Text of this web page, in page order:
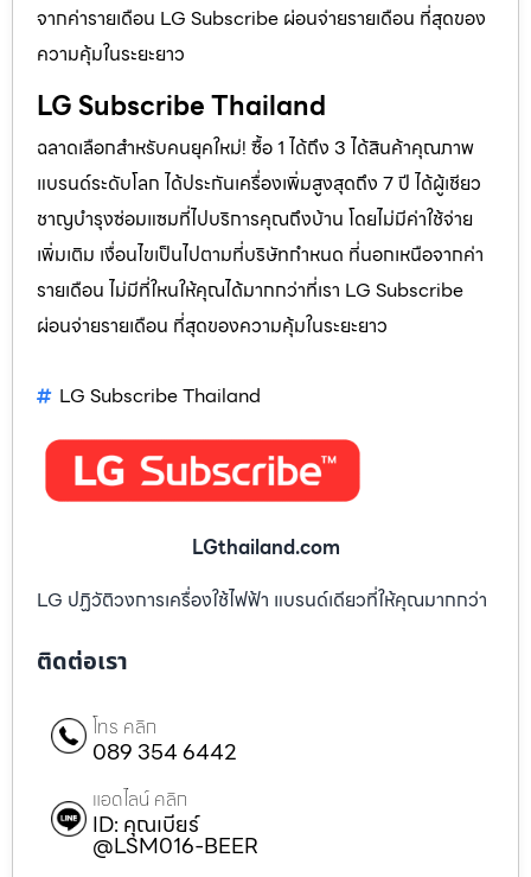
จากค่ารายเดือน LG Subscribe ผ่อนจ่ายรายเดือน ที่สุดของ
ความคุ้มในระยะยาว
LG Subscribe Thailand
ฉลาดเลือกสำหรับคนยุคใหม่! ซื้อ 1 ได้ถึง 3 ได้สินค้าคุณภาพ
แบรนด์ระดับโลก ได้ประกันเครื่องเพิ่มสูงสุดถึง 7 ปี ได้ผู้เชียว
ชาญบำรุงซ่อมแซมที่ไปบริการคุณถึงบ้าน โดยไม่มีค่าใช้จ่าย
เพิ่มเติม เงื่อนไขเป็นไปตามที่บริษัทกำหนด ที่นอกเหนือจากค่า
รายเดือน ไม่มีที่ใหนให้คุณได้มากกว่าที่เรา LG Subscribe
ผ่อนจ่ายรายเดือน ที่สุดของความคุ้มในระยะยาว
LG Subscribe Thailand
LGthailand.com
LG ปฏิวัติวงการเครื่องใช้ไฟฟ้า แบรนด์เดียวที่ให้คุณมากกว่า
ติดต่อเรา
โทร คลิก
089 354 6442
แอดไลน์ คลิก
ID: คุณเบียร์
@LSM016-BEER